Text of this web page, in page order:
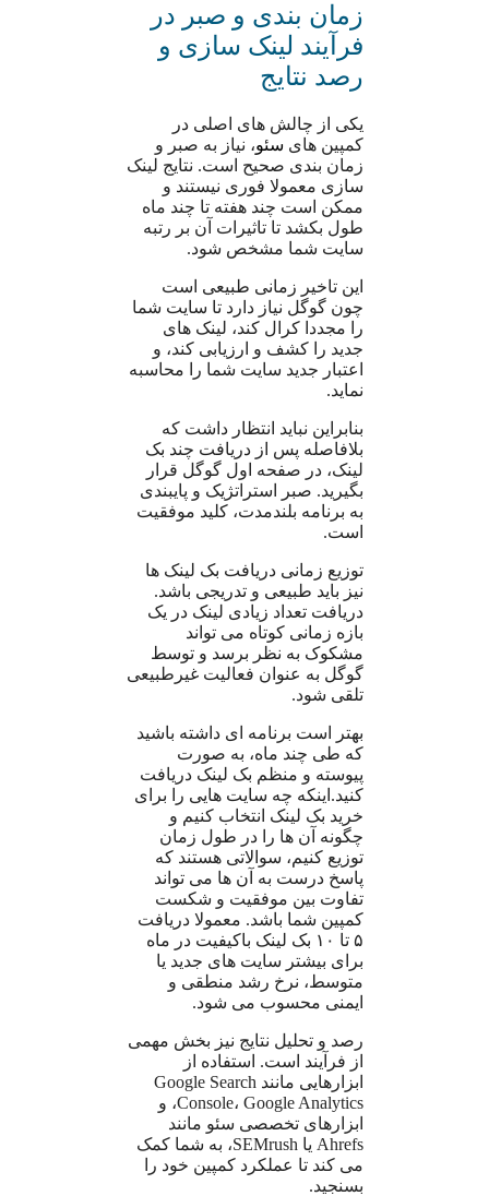
زمان بندی و صبر در
فرآیند لینک سازی و
رصد نتایج
یکی از چالش های اصلی در
کمپین های سئو، نیاز به صبر و
زمان بندی صحیح است. نتایج لینک
سازی معمولا فوری نیستند و
ممکن است چند هفته تا چند ماه
طول بکشد تا تاثیرات آن بر رتبه
سایت شما مشخص شود.
این تاخیر زمانی طبیعی است
چون گوگل نیاز دارد تا سایت شما
را مجددا کرال کند، لینک های
جدید را کشف و ارزیابی کند، و
اعتبار جدید سایت شما را محاسبه
نماید.
بنابراین نباید انتظار داشت که
بلافاصله پس از دریافت چند بک
لینک، در صفحه اول گوگل قرار
بگیرید. صبر استراتژیک و پایبندی
به برنامه بلندمدت، کلید موفقیت
است.
توزیع زمانی دریافت بک لینک ها
نیز باید طبیعی و تدریجی باشد.
دریافت تعداد زیادی لینک در یک
بازه زمانی کوتاه می تواند
مشکوک به نظر برسد و توسط
گوگل به عنوان فعالیت غیرطبیعی
تلقی شود.
بهتر است برنامه ای داشته باشید
که طی چند ماه، به صورت
پیوسته و منظم بک لینک دریافت
کنید.اینکه چه سایت هایی را برای
خرید بک لینک انتخاب کنیم و
چگونه آن ها را در طول زمان
توزیع کنیم، سوالاتی هستند که
پاسخ درست به آن ها می تواند
تفاوت بین موفقیت و شکست
کمپین شما باشد. معمولا دریافت
۵ تا ۱۰ بک لینک باکیفیت در ماه
برای بیشتر سایت های جدید یا
متوسط، نرخ رشد منطقی و
ایمنی محسوب می شود.
رصد و تحلیل نتایج نیز بخش مهمی
از فرآیند است. استفاده از
ابزارهایی مانند Google Search
Console، Google Analytics، و
ابزارهای تخصصی سئو مانند
Ahrefs یا SEMrush، به شما کمک
می کند تا عملکرد کمپین خود را
بسنجید.